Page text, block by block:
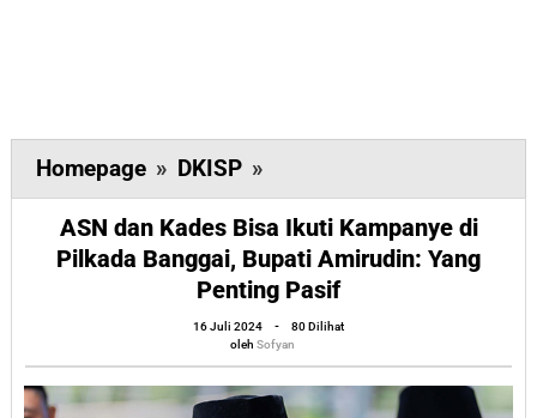
Homepage » DKISP »
dan
Kades
Bisa
Ikuti
Kampanye
di
Pilkada
ASN dan Kades Bisa Ikuti Kampanye di
Pilkada Banggai, Bupati Amirudin: Yang
Penting Pasif
16 Juli 2024
oleh
Sofyan
-
80 Dilihat
oleh Sofyan